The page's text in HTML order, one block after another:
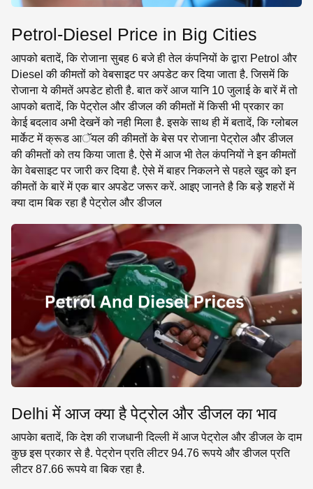
Petrol-Diesel Price in Big Cities
आपको बतादें, कि रोजाना सुबह 6 बजे ही तेल कंपनियों के द्वारा Petrol और
Diesel की कीमतों को वेबसाइट पर अपडेट कर दिया जाता है. जिसमें कि
रोजाना ये कीमतें अपडेट होती है. बात करें आज यानि 10 जुलाई के बारें में तो
आपको बतादें, कि पेट्रोल और डीजल की कीमतों में किसी भी प्रकार का
केाई बदलाव अभी देखनें को नही मिला है. इसके साथ ही में बतादें, कि ग्लोबल
मार्केट में क्रूड आॅयल की कीमतों के बेस पर रोजाना पेट्रोल और डीजल
की कीमतों को तय किया जाता है. ऐसे में आज भी तेल कंपनियों ने इन कीमतों
केा वेबसाइट पर जारी कर दिया है. ऐसे में बाहर निकलने से पहले खुद को इन
कीमतों के बारें में एक बार अपडेट जरूर करें. आइए जानते है कि बड़े शहरों में
क्या दाम बिक रहा है पेट्रोल और डीजल
Delhi में आज क्या है पेट्रोल और डीजल का भाव
आपकेा बतादें, कि देश की राजधानी दिल्ली में आज पेट्रोल और डीजल के दाम
कुछ इस प्रकार से है. पेट्रोन प्रति लीटर 94.76 रूपये और डीजल प्रति
लीटर 87.66 रूपये वा बिक रहा है.